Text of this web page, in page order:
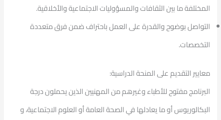
المختلفة ما بين الثقافات والمسؤوليات الاجتماعية والأخلاقية.
التواصل بوضوح والقدرة على العمل باحتراف ضمن فرق متعددة
التخصصات.
معايير التقديم على المنحة الدراسية:
البرنامج مفتوح للأطباء وغيرهم من المهنيين الذين يحملون درجة
البكالوريوس أو ما يعادلها في الصحة العامة أو العلوم الاجتماعية، و